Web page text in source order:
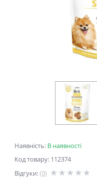
Наявність: В наявності
Код товару: 112374
Відгуки:(0)